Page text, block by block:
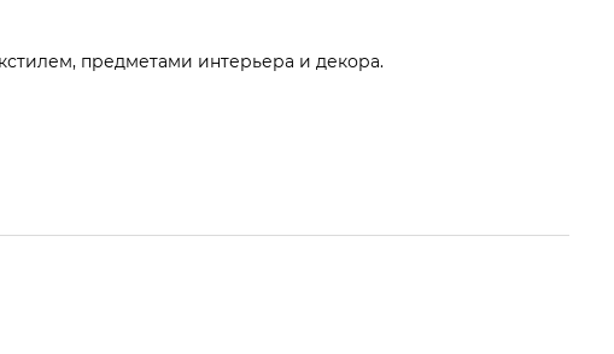
предметами интерьера и декора.